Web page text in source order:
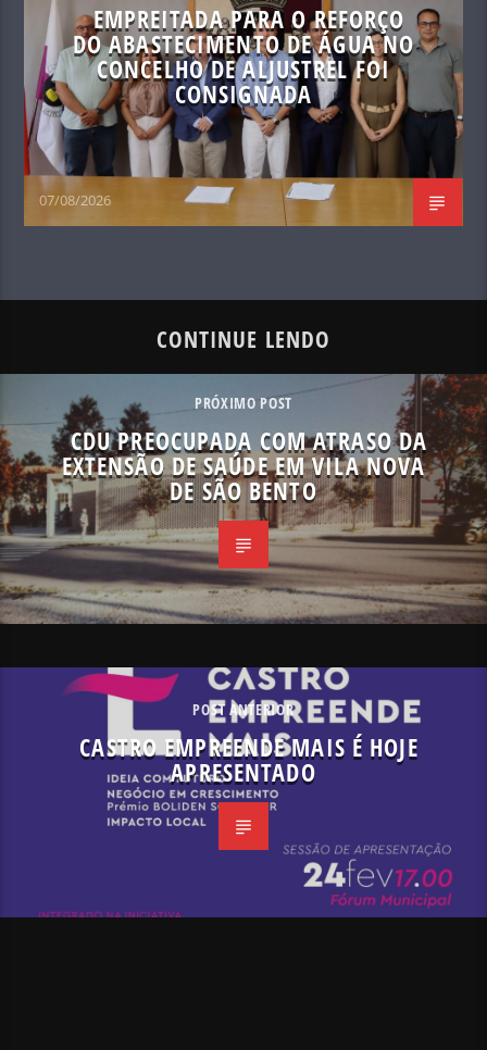
EMPREITADA PARA O REFORÇO
DO ABASTECIMENTO DE ÁGUA NO
CONCELHO DE ALJUSTREL FOI
CONSIGNADA
07/08/2026
CONTINUE LENDO
PRÓXIMO POST
CDU PREOCUPADA COM ATRASO DA
EXTENSÃO DE SAÚDE EM VILA NOVA
DE SÃO BENTO
POST ANTERIOR
CASTRO EMPREENDE MAIS É HOJE
APRESENTADO